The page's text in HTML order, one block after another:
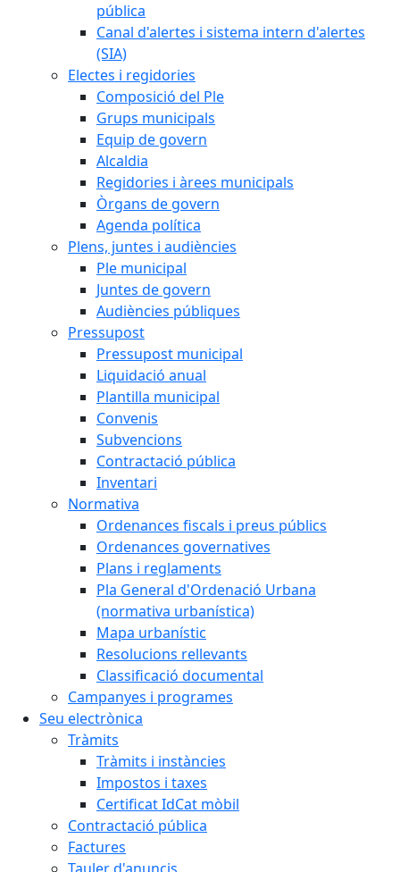
pública
Canal d'alertes i sistema intern d'alertes
(SIA)
Electes i regidories
Composició del Ple
Grups municipals
Equip de govern
Alcaldia
Regidories i àrees municipals
Òrgans de govern
Agenda política
Plens, juntes i audiències
Ple municipal
Juntes de govern
Audiències públiques
Pressupost
Pressupost municipal
Liquidació anual
Plantilla municipal
Convenis
Subvencions
Contractació pública
Inventari
Normativa
Ordenances fiscals i preus públics
Ordenances governatives
Plans i reglaments
Pla General d'Ordenació Urbana
(normativa urbanística)
Mapa urbanístic
Resolucions rellevants
Classificació documental
Campanyes i programes
Seu electrònica
Tràmits
Tràmits i instàncies
Impostos i taxes
Certificat IdCat mòbil
Contractació pública
Factures